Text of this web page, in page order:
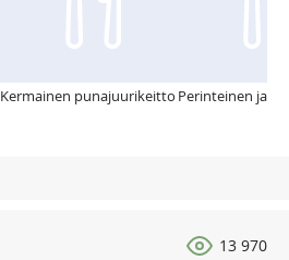
Kermainen punajuurikeitto Perinteinen
13 970